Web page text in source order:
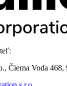
Čierna Voda 468,